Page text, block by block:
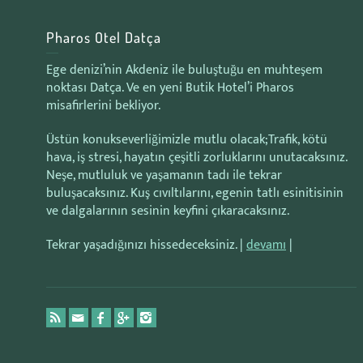
Pharos Otel Datça
Ege denizi’nin Akdeniz ile buluştuğu en muhteşem
noktası Datça. Ve en yeni Butik Hotel’i Pharos
misafirlerini bekliyor.
Üstün konukseverliğimizle mutlu olacak;Trafik, kötü
hava, iş stresi, hayatın çeşitli zorluklarını unutacaksınız.
Neşe, mutluluk ve yaşamanın tadı ile tekrar
buluşacaksınız. Kuş cıvıltılarını, egenin tatlı esinitisinin
ve dalgalarının sesinin keyfini çıkaracaksınız.
Tekrar yaşadığınızı hissedeceksiniz. |devamı|